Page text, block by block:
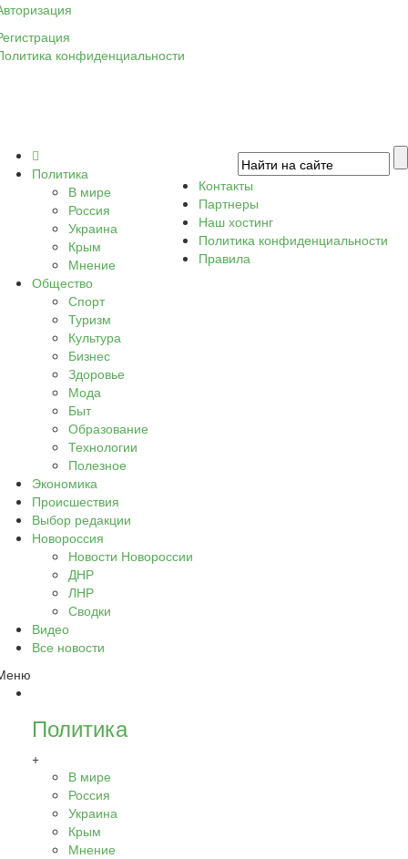
конфиденциальности
Политика
В мире
Россия
Украина
Крым
Мнение
Общество
Спорт
Туризм
Культура
Бизнес
Здоровье
Мода
Быт
Образование
Технологии
Полезное
Экономика
Происшествия
Выбор редакции
Новороссия
Новости Новороссии
ДНР
ЛНР
Сводки
Видео
Все новости
Политика
+
В мире
Россия
Украина
Крым
Мнение
Контакты
Партнеры
Наш хостинг
Политика конфиденциальности
Правила